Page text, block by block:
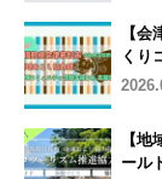
【
くり
【
ール